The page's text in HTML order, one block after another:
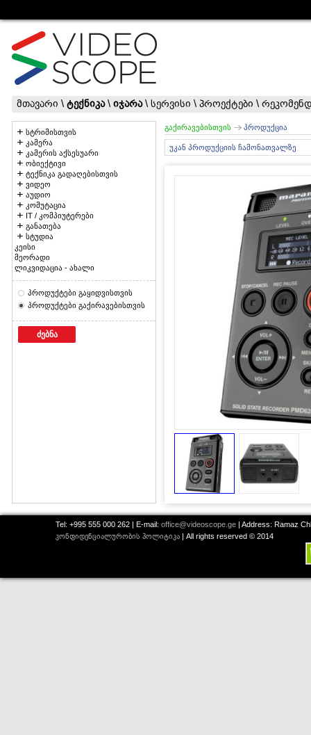
მთავარი \ ტექნიკა\ იჯარა\ სერვისი \ პროექტები \
სტრიმისთვის
კამერა
კამერის აქსესუარი
ობიექტივი
ტექნიკა გადაღებისთვის
ვიდეო
აუდიო
კომუტაცია
IT / კომპიუტერები
განათება
სტუდია
კეისი
მეორადი
ლიკვიდაცია - ახალი
პროდუქტები გაყიდვისთვის
პროდუქტები გაქირავებისთვის
ძებნა
გაქირავებისთვის პროდუქცია
უკან პროდუქციის ჩამონათვალზე
Tel: +995 555 000 262 | E-mail: office@videoscope.ge | Address: Ramaz
კონფიდენციალურობის პოლიტიკა | All rights reserved © 2014